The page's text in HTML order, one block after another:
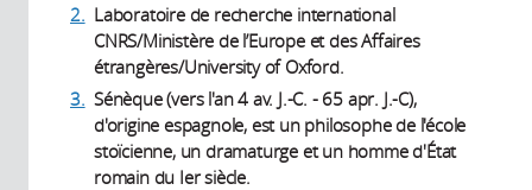
2. Laboratoire de recherche international
CNRS/Ministère de l’Europe et des Affaires
étrangères/University of Oxford.
3. Sénèque (vers l'an 4 av. J.-C. - 65 apr. J.-C),
d'origine espagnole, est un philosophe de l'école
stoïcienne, un dramaturge et un homme d'État
romain du Ier siècle.